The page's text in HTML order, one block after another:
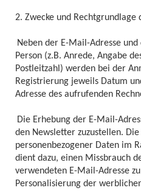
2. Zwecke und
Neben der E-Mail-Adresse
Person (z.B. Anrede, Angabe
Postleitzahl) werden bei der
Registrierung jeweils Datum
Adresse des aufrufenden
Die Erhebung der E-Mail-
den Newsletter zuzustellen.
personenbezogener Daten im
dient dazu, einen Missbrauch
verwendeten E-Mail-Adresse
Personalisierung der